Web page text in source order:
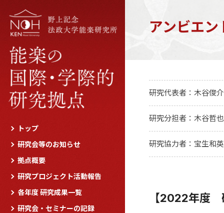
トップ
研究会等のお知らせ
拠点概要
研究プロジェクト活動報告
各年度 研究成果一覧
研究会・セミナーの記録
アンビエ
研究代表者：木谷俊
研究分担者：木谷哲
研究協力者：宝生和
【2022年度